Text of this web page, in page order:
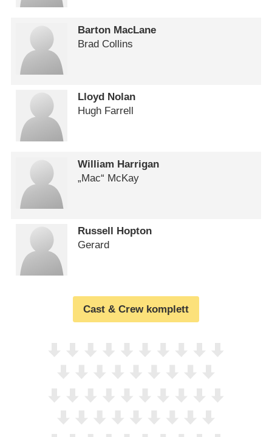
Barton MacLane
Brad Collins
Lloyd Nolan
Hugh Farrell
William Harrigan
„Mac“ McKay
Russell Hopton
Gerard
Cast & Crew komplett